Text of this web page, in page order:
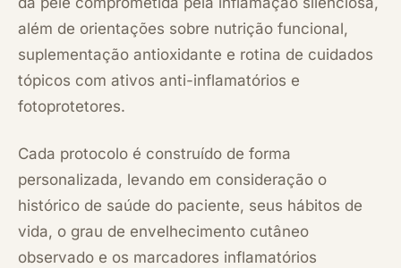
além de orientações sobre nutrição funcional,
suplementação antioxidante e rotina de cuidados
tópicos com ativos anti-inflamatórios e
fotoprotetores.
Cada protocolo é construído de forma
personalizada, levando em consideração o
histórico de saúde do paciente, seus hábitos de
vida, o grau de envelhecimento cutâneo
observado e os marcadores inflamatórios